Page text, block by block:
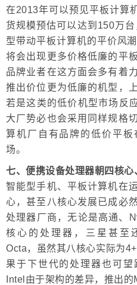
在2013年可以预见平板计算
货规模预估可以达到150万
型带动平板计算机的平价风
将会出现更多价格低廉的平
品牌业者在这方面会多有着
推出价位更为低廉的机型，
若是这类的低价机型市场反
大厂势必也会采用同样规格
算机厂自有品牌的低价平
场。
七、便携设备处理器朝四核心
智能型手机、平板计算机在
心，甚至八核心发展已成必
处理器厂商，无论是高通、
核心的处理器，三星甚至
Octa，虽然其八核心实际为
果于下世代的处理器也可
Intel由于架构的差异，推出